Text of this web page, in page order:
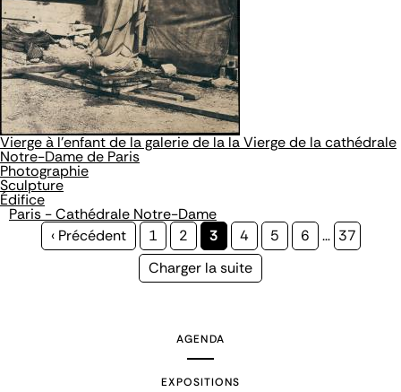
Vierge à l'enfant de la galerie de la la Vierge de la cathédrale
Notre-Dame de Paris
Photographie
Sculpture
Édifice
Paris - Cathédrale Notre-Dame
Page
‹ Précédent Page
1 Page
2
Page
courante
3 Page
4 Page
5 Page
6 … Page
37
Page
Charger la suite
AGENDA
EXPOSITIONS